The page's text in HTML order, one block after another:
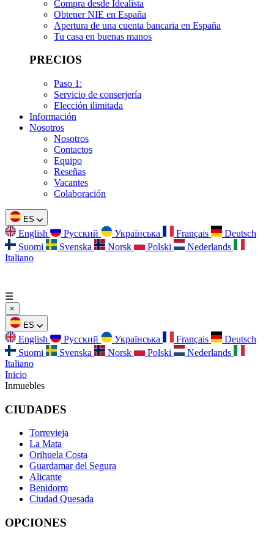
Compra desde Idealista
Obtener NIE en España
Apertura de una cuenta bancaria en España
Tu casa en buenas manos
PRECIOS
Paso 1:
Servicio de conserjería
Elección ilimitada
Información
Nosotros
Nosotros
Contactos
Equipo
Reseñas
Vacantes
Colaboración
ES
English Русский Українська Français
Deutsch
Suomi
Svenska Norsk Polski
Nederlands
Italiano
☰
×
ES
English Русский Українська Français
Deutsch
Suomi
Svenska Norsk Polski
Nederlands
Italiano
Inicio
Inmuebles
CIUDADES
Torrevieja
La Mata
Orihuela Costa
Guardamar del Segura
Alicante
Benidorm
Ciudad Quesada
OPCIONES